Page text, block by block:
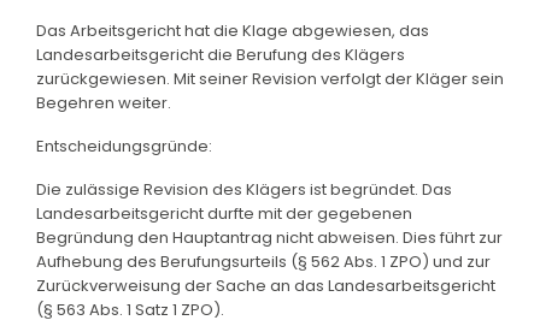
Das Arbeitsgericht hat die Klage abgewiesen, das
Landesarbeitsgericht die Berufung des Klägers
zurückgewiesen. Mit seiner Revision verfolgt der Kläger sein
Begehren weiter.
Entscheidungsgründe:
Die zulässige Revision des Klägers ist begründet. Das
Landesarbeitsgericht durfte mit der gegebenen
Begründung den Hauptantrag nicht abweisen. Dies führt zur
Aufhebung des Berufungsurteils (§ 562 Abs. 1 ZPO) und zur
Zurückverweisung der Sache an das Landesarbeitsgericht
(§ 563 Abs. 1 Satz 1 ZPO).